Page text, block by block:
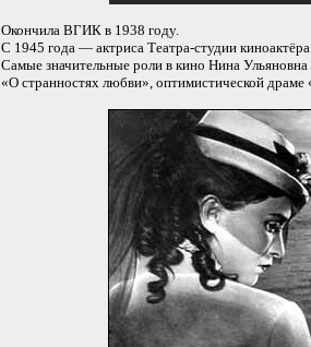
Окончила ВГИК в 1938 году.
С 1945 года — актриса Театра-студии
Самые значительные роли в кино Нина
«О странностях любви», оптимистической